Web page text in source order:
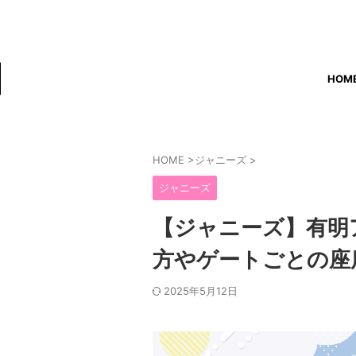
HOME >ジャニーズ >
ジャニーズ
【ジャニーズ】有
方やゲートごとの座
2025年5月12日